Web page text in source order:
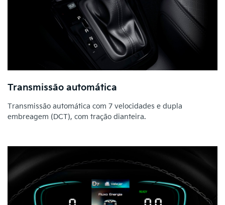
Transmissão automática
Transmissão automática com 7 velocidades e dupla
embreagem (DCT), com tração dianteira.